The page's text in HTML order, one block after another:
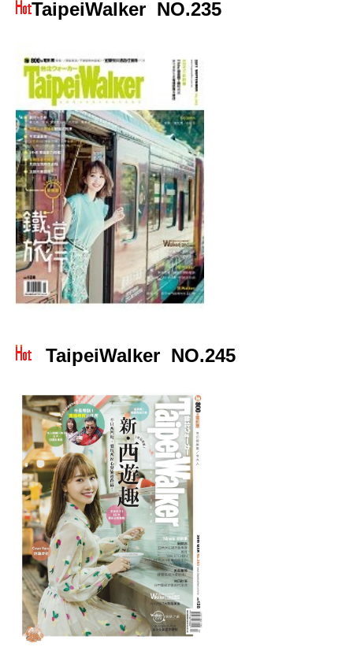
TaipeiWalker NO.235
TaipeiWalker NO.245